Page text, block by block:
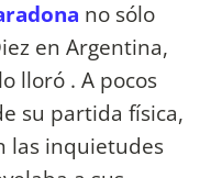
no sólo
en Argentina,
lloró . A pocos
su partida física,
las inquietudes